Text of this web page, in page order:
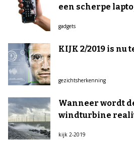
een scherpe
gadgets
KIJK 2/2019 is nu
gezichtsherkenning
Wanneer wordt
windturbine
kijk 2-2019